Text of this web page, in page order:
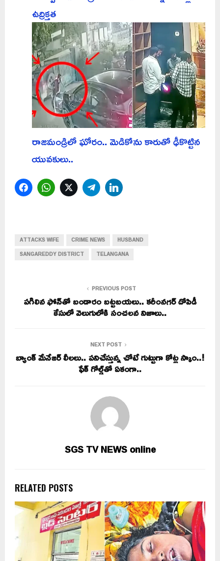
ఉద్రిక్తత
రాజమండ్రిలో ఘోరం.. మెడికోను కారుతో ఢీకొట్టిన
యువకులు..
FacebookWhatsAppTwitterTelegram
ATTACKS WIFE CRIME NEWS
HUSBAND
SANGAREDDY DISTRICT
TELANGANA
PREVIOUS POST
పగిలిన ఫోన్‌తో బండారం బట్టబయలు.. కరీంనగర్‌ దోపిడీ
కేసులో వెలుగులోకి సంచలన నిజాలు..
NEXT POST
బ్యాంక్‌ మేనేజర్ లీలలు.. పనిచేస్తున్న చోటే గుట్టుగా కోట్ల స్కాం..!
ఫేక్‌ గోల్డ్‌తో ఏకంగా..
SGS TV NEWS online
RELATED POSTS